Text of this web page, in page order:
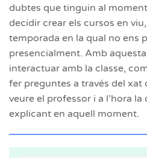
dubtes que tinguin al
decidir crear els cursos en
temporada en la qual no ens
presencialment. Amb
interactuar amb la classe,
fer preguntes a través del xat
veure el professor i a l’hora
explicant en aquell moment.